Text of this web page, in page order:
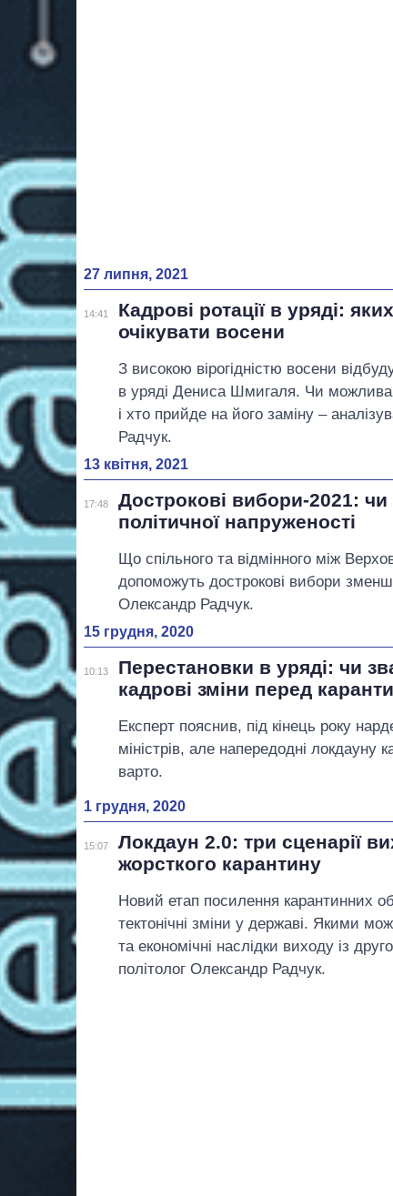
27 липня, 2021
14:41
Кадрові ротації в уряді:
очікувати восени
З високою вірогідністю восени
в уряді Дениса Шмигаля. Чи можлива
і хто прийде на його заміну –
Радчук.
13 квітня, 2021
17:48
Дострокові вибори-2021:
політичної напруженості
Що спільного та відмінного між
допоможуть дострокові вибори
Олександр Радчук.
15 грудня, 2020
10:13
Перестановки в уряді: чи
кадрові зміни перед
Експерт пояснив, під кінець року
міністрів, але напередодні локдауну
варто.
1 грудня, 2020
15:07
Локдаун 2.0: три сценарії
жорсткого карантину
Новий етап посилення карантинних
тектонічні зміни у державі. Якими
та економічні наслідки виходу із
політолог Олександр Радчук.